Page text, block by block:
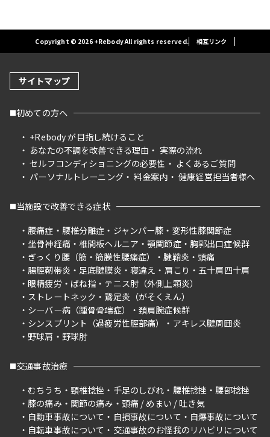
Copyright © 2026 +Rebody All rights reserved. 相互リンク
サイトマップ
初めての方へ
+Rebody が目指し続けること
あなたの不調を改善できる理由
実際の流れ
セルフコンディショニングの必要性
よくあるご質問
パーソナルトレーニング
料金案内 健康経営担当者様へ
当施設で改善できる症状
腰痛症
腰椎分離症 ジャンパー膝
変形性膝関節症
坐骨神経痛
椎間板ヘルニア 顎関節症
胸郭出口症候群
ぎっくり腰（筋・筋膜性腰痛症）
腱鞘炎
頭痛
腸脛靭帯炎
足底腱膜炎 寝違え 肩こり
五十肩四十肩
眼精疲労
ばね指
テニス肘（外側上顆炎）
ストレートネック
鵞足炎（がそくえん）
シーバー病（踵骨骨端症）
頚肩腕症候群
シンスプリント（過疲労性脛部痛）
アキレス腱周囲炎
野球肩
野球肘
交通事故治療
むちうち
頸椎捻挫 手足のしびれ 腰椎捻挫
腰部捻挫
膝の痛み
関節の痛み
頭痛 / めまい / 吐き気
自動車事故について
自損事故について
自爆事故について
自転車事故について
交通事故のお怪我のリハビリについて